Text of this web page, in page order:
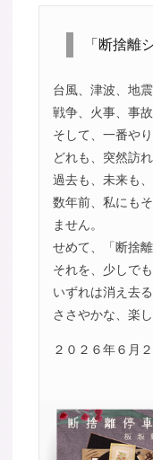
「断捨離
台風、津波、地震
戦争、火事、事
そして、一番や
どれも、突然訪
過去も、未来も、
数年前、私にも
ません。
せめて、「断捨
それを、少しで
いずれは消え去
ささやかな、楽
２０２６年６月